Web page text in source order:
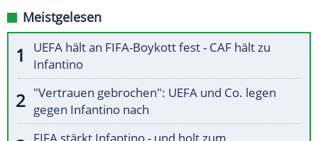
Meistgelesen
UEFA hält an FIFA-Boykott fest - CAF hält zu
Infantino
"Vertrauen gebrochen": UEFA und Co. legen
gegen Infantino nach